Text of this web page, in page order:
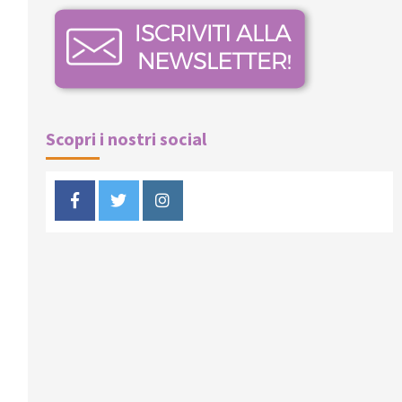
Scopri i nostri social
FacebookTwitterInstagram